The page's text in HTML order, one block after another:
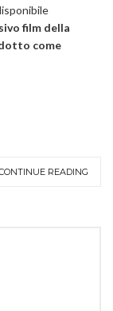
film della
come
READING